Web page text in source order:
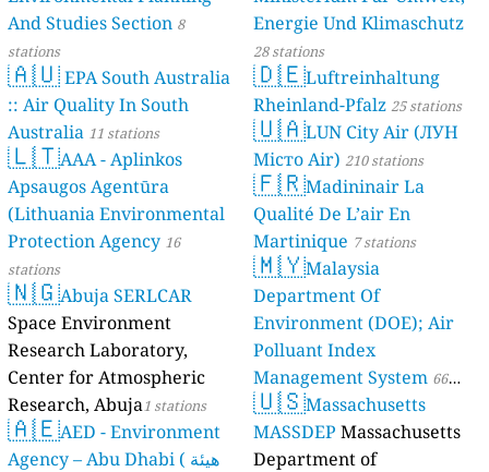
And Studies Section 8
stations
🇦🇺EPA South Australia
:: Air Quality In South
Australia 11 stations
🇱🇹AAA - Aplinkos
Apsaugos Agentūra
(Lithuania Environmental
Protection Agency 16
stations
🇳🇬Abuja SERLCAR
Space Environment
Research Laboratory,
Center for Atmospheric
Research, Abuja1 stations
🇦🇪AED - Environment
Agency – Abu Dhabi ( هيئة
Energie Und Klimaschutz
28 stations
🇩🇪Luftreinhaltung
Rheinland-Pfalz 25 stations
🇺🇦LUN City Air (ЛУН
Місто Air) 210 stations
🇫🇷Madininair La
Qualité De L’air En
Martinique 7 stations
🇲🇾Malaysia
Department Of
Environment (DOE); Air
Polluant Index
Management System 66
stations
🇺🇸Massachusetts
MASSDEP Massachusetts
Department of